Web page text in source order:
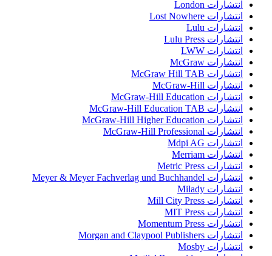
انتشارات London
انتشارات Lost Nowhere
انتشارات Lulu
انتشارات Lulu Press
انتشارات LWW
انتشارات McGraw
انتشارات McGraw Hill TAB
انتشارات McGraw-Hill
انتشارات McGraw-Hill Education
انتشارات McGraw-Hill Education TAB
انتشارات McGraw-Hill Higher Education
انتشارات McGraw-Hill Professional
انتشارات Mdpi AG
انتشارات Merriam
انتشارات Metric Press
انتشارات Meyer & Meyer Fachverlag und Buchhandel
انتشارات Milady
انتشارات Mill City Press
انتشارات MIT Press
انتشارات Momentum Press
انتشارات Morgan and Claypool Publishers
انتشارات Mosby